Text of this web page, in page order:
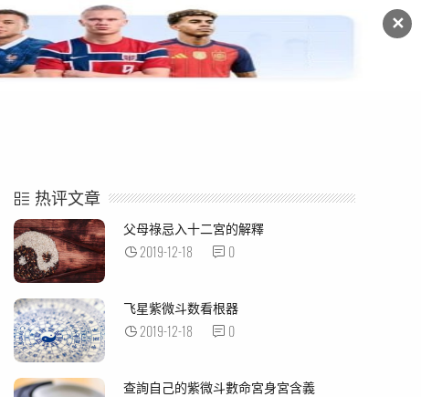
✕
命例解析 紫微杂谈
热评文章
父母祿忌入十二宮的解釋
2019-12-18 0
飞星紫微斗数看根器
2019-12-18 0
查詢自己的紫微斗數命宮身宮含義